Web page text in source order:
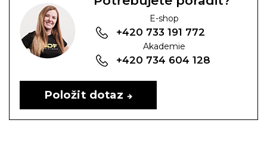
E-shop
+420 733 191 772
Akademie
+420 734 604 128
Položit dotaz